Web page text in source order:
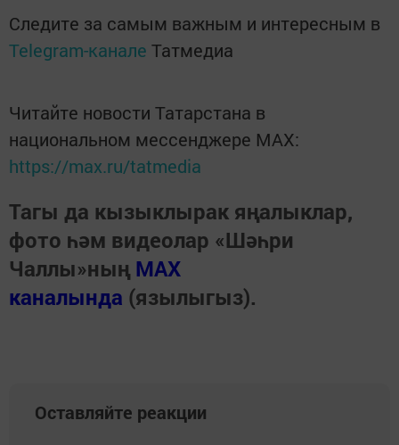
Следите за самым важным и интересным в
Telegram-канале Татмедиа
Читайте новости Татарстана в
национальном мессенджере MАХ:
https://max.ru/tatmedia
Тагы да кызыклырак яңалыклар,
фото һәм видеолар «Шәһри
Чаллы»ның MAX
каналында (язылыгыз).
Оставляйте реакции